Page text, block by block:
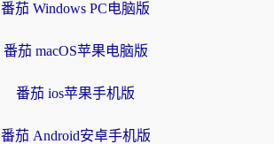
番茄 Windows PC电脑版
番茄 macOS苹果电脑版
番茄 ios苹果手机版
番茄 Android安卓手机版